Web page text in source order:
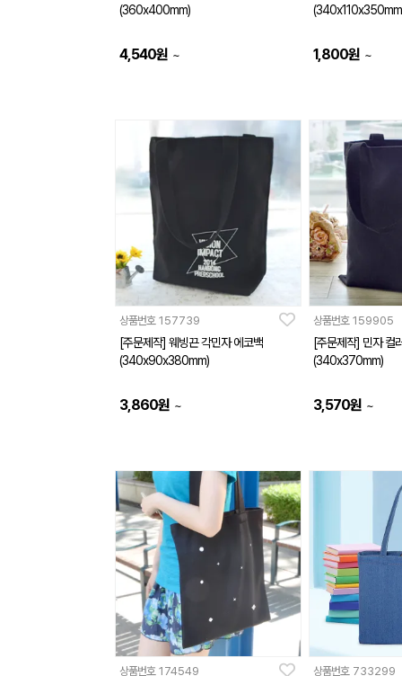
(360x400mm)
4,540원 ~ 1,800원 ~
상품번호 157739
[주문제작] 웨빙끈 각민자 에코백
(340x90x380mm)
3,860원 ~
상품번호 159905
[주문제작] 민자 컬
(340x370mm)
3,570원 ~
상품번호 174549 상품번호 733299